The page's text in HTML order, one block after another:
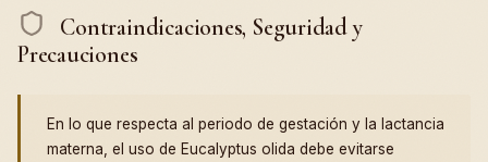
Contraindicaciones, Seguridad y
Precauciones
En lo que respecta al periodo de gestación y la lactancia
materna, el uso de Eucalyptus olida debe evitarse